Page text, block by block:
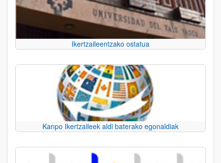
Ikertzaileentzako ostatua
Kanpo Ikertzaileek aldi baterako egonaldiak